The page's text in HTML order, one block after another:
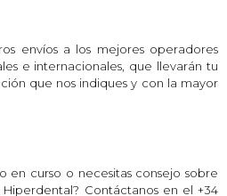
envíos a los mejores operadores
e internacionales, que llevarán tu
que nos indiques y con la mayor
en curso o necesitas consejo sobre
Contáctanos en el +34